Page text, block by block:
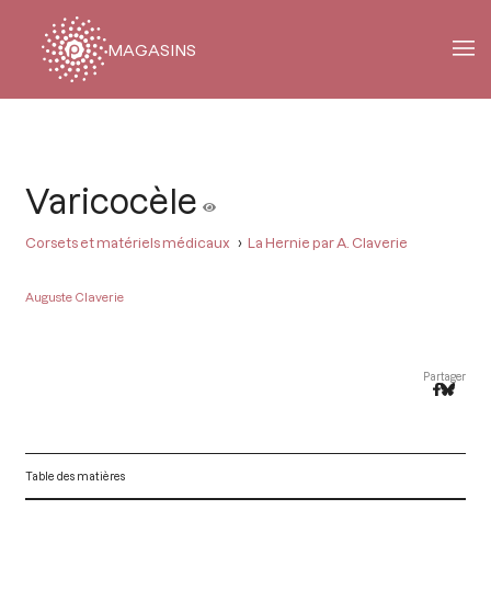
MAGASINS
Varicocèle
Corsets et matériels médicaux La Hernie par A. Claverie
Auguste Claverie
Partager
Table des matières